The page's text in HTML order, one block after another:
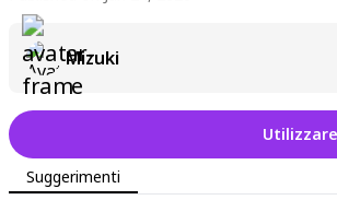
Mizuki
Suggerimenti